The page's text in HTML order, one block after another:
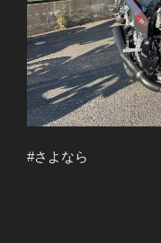
#さよなら